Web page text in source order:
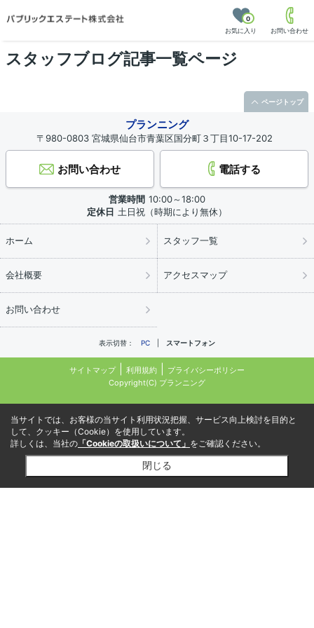
お気に入り
0
お問い合わせ
スタッフブログ記事一覧ページ
プランニング
〒980-0803 宮城県仙台市青葉区国分町３丁目10-17-202
お問い合わせ 電話する
営業時間 10:00～18:00
定休日 土日祝（時期により無休）
ホーム スタッフ一覧
会社概要 アクセスマップ
お問い合わせ
表示切替： PC スマートフォン
サイトマップ 利用規約
プライバシーポリシー
Copyright(C) プランニング
ページトップ
当サイトでは、お客様の当サイト利用状況把握、サービス向上検討を目的と
して、クッキー（Cookie）を使用しています。
詳しくは、当社の 「Cookieの取扱いについて」 をご確認ください。
閉じる